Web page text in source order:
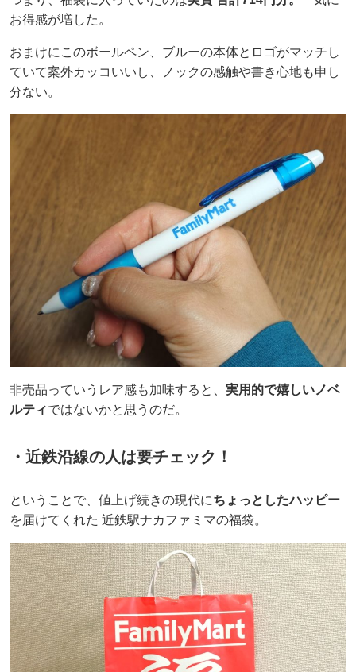
お得感が増した。
おまけにこのボールペン、ブルーの本体とロゴがマッチし
ていて案外カッコいいし、ノックの感触や書き心地も申し
分ない。
非売品っていうレア感も加味すると、 実用的で嬉しいノベ
ルティではないかと思うのだ。
・近鉄沿線の人は要チェック！
ということで、値上げ続きの現代にちょっとしたハッピー
を届けてくれた 近鉄駅ナカファミマの福袋。